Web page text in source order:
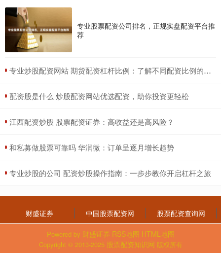
专业股票配资公司排名，正规实盘配资平台推
荐
​专业炒股配资网站 期货配资杠杆比例：了解不同配资比例的风险与收益
​配资股是什么 炒股配资网站优选配资，助你投资更轻松
​江西配资炒股 股票配资证券：高收益还是高风险？
​和私募做股票可靠吗 华润微：订单呈逐月增长趋势
​专业炒股的公司 配资炒股操作指南：一步步教你开启杠杆之旅
财盛证券 中国股票配资网 股票配资查询网
Powered by 财盛证券 RSS地图 HTML地图
Copyright © 2013-2025 股票配资知识网 版权所有